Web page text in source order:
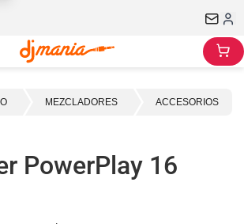
MEZCLADORES ACCESORIOS
PowerPlay 16